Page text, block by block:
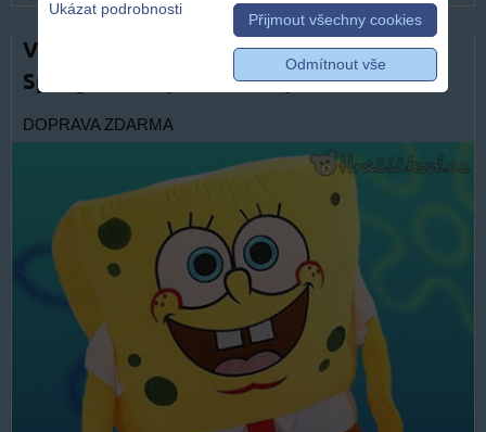
Velký plyšový Spongebob 50 cm | Plyšák
SpongeBob SquarePants pro děti
DOPRAVA ZDARMA
Ukázat podrobnosti
Přijmout všechny cookies
Odmítnout vše